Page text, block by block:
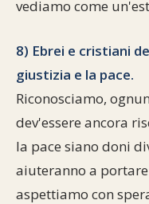
vediamo come
8) Ebrei e cristiani
giustizia e la pace.
Riconosciamo,
dev'essere ancora
la pace siano doni
aiuteranno a
aspettiamo con